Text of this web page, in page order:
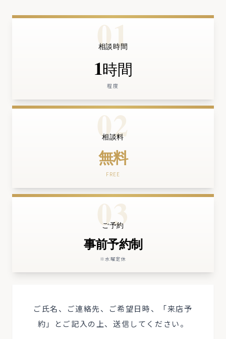
01
相談時間
1時間
程度
02
相談料
無料
FREE
03
ご予約
事前予約制
※水曜定休
ご氏名、ご連絡先、ご希望日時、「来店予
約」とご記入の上、送信してください。